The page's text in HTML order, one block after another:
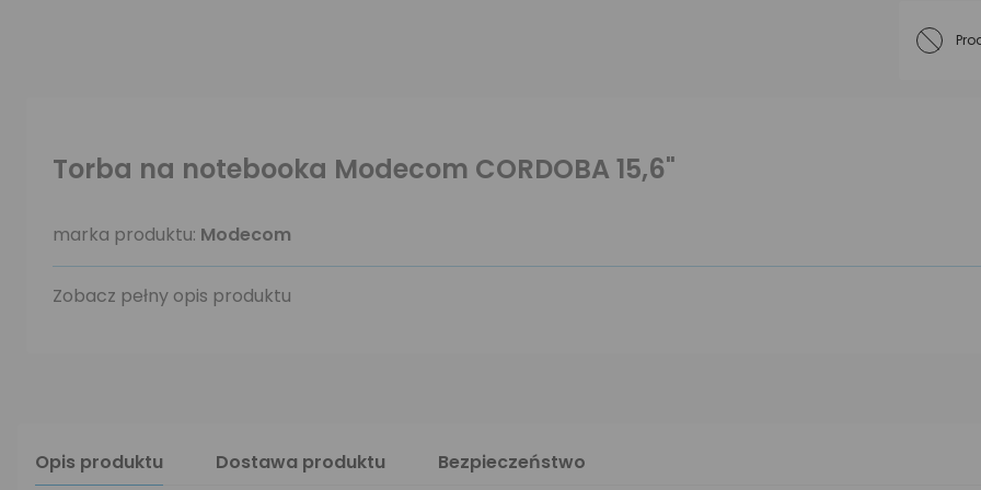
Torba na notebooka Modecom CORDOBA 15,6"
marka produktu: Modecom
Zobacz pełny opis produktu
Opis produktu Dostawa produktu Bezpieczeństwo